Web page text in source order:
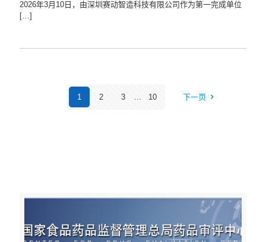
2026年3月10日，由深圳赛动智造科技有限公司作为第一完成单位
[…]
1 2 3 10 下一页